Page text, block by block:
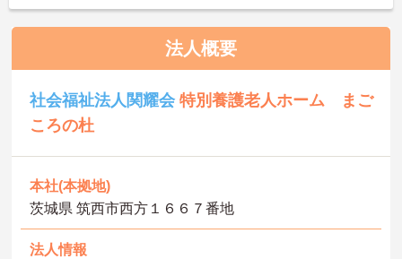
法人概要
社会福祉法人関耀会特別養護老人ホーム まご
ころの杜
本社(本拠地)
茨城県 筑西市西方１６６７番地
法人情報